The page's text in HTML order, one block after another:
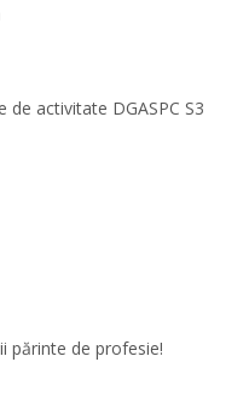
activitate DGASPC S3
părinte de profesie!